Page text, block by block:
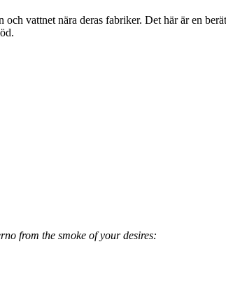
vattnet nära deras fabriker. Det här är en
from the smoke of your desires: